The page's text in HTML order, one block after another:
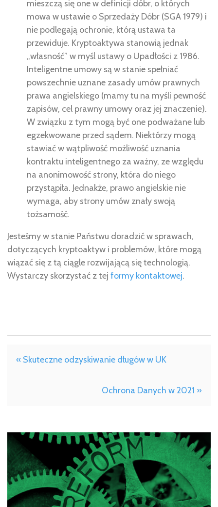
mieszczą się one w definicji dóbr, o których
mowa w ustawie o Sprzedaży Dóbr (SGA 1979) i
nie podlegają ochronie, którą ustawa ta
przewiduje. Kryptoaktywa stanowią jednak
„własność” w myśl ustawy o Upadłości z 1986.
Inteligentne umowy są w stanie spełniać
powszechnie uznane zasady umów prawnych
prawa angielskiego (mamy tu na myśli pewność
zapisów, cel prawny umowy oraz jej znaczenie).
W związku z tym mogą być one podważane lub
egzekwowane przed sądem. Niektórzy mogą
stawiać w wątpliwość możliwość uznania
kontraktu inteligentnego za ważny, ze względu
na anonimowość strony, która do niego
przystąpiła. Jednakże, prawo angielskie nie
wymaga, aby strony umów znały swoją
tożsamość.
Jesteśmy w stanie Państwu doradzić w sprawach,
dotyczących kryptoaktyw i problemów, które mogą
wiązać się z tą ciągle rozwijającą się technologią.
Wystarczy skorzystać z tej formy kontaktowej.
« Skuteczne odzyskiwanie długów w UK
Ochrona Danych w 2021 »